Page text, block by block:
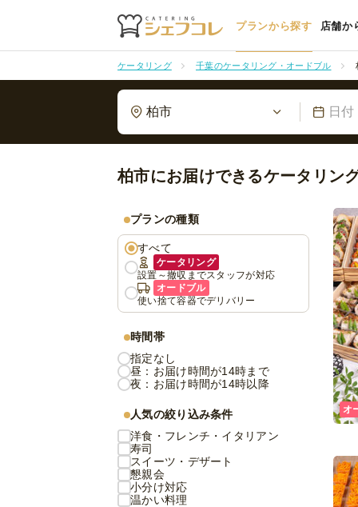
プランから探す 店舗か
ケータリング 千葉のケータリング・オードブル
柏市 日付
柏市にお届けできるケータリン
オ
プランの種類
すべて
ケータリング
設置～撤収までスタッフが対応
オードブル
使い捨て容器でデリバリー
時間帯
指定なし
昼：お届け時間が14時まで
夜：お届け時間が14時以降
人気の絞り込み条件
洋食・フレンチ・イタリアン
寿司
スイーツ・デザート
懇親会
小分け対応
温かい料理